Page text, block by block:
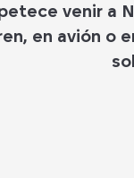
venir a
en avión o